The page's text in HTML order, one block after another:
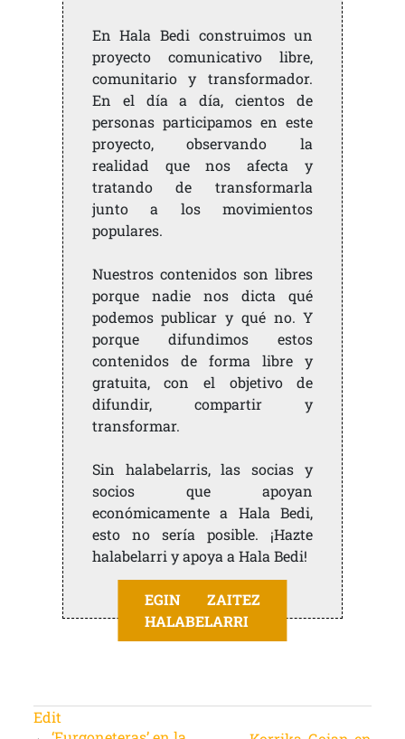
En Hala Bedi construimos un
proyecto comunicativo libre,
comunitario y transformador.
En el día a día, cientos de
personas participamos en este
proyecto, observando la
realidad que nos afecta y
tratando de transformarla
junto a los movimientos
populares.
Nuestros contenidos son libres
porque nadie nos dicta qué
podemos publicar y qué no. Y
porque difundimos estos
contenidos de forma libre y
gratuita, con el objetivo de
difundir, compartir y
transformar.
Sin halabelarris, las socias y
socios que apoyan
económicamente a Hala Bedi,
esto no sería posible. ¡Hazte
halabelarri y apoya a Hala Bedi!
EGIN ZAITEZ
HALABELARRI
Edit